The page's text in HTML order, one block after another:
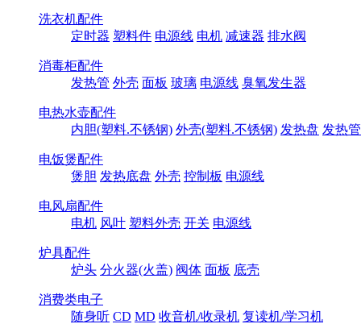
洗衣机配件
定时器 塑料件 电源线 电机 减速器 排水阀
消毒柜配件
发热管 外壳 面板 玻璃 电源线 臭氧发生器
电热水壶配件
内胆(塑料.不锈钢) 外壳(塑料.不锈钢) 发热盘 发热管
电饭煲配件
煲胆 发热底盘 外壳 控制板 电源线
电风扇配件
电机 风叶 塑料外壳 开关 电源线
炉具配件
炉头 分火器(火盖) 阀体 面板 底壳
消费类电子
随身听 CD MD 收音机/收录机 复读机/学习机